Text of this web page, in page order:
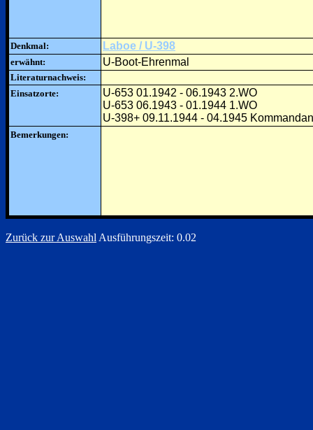
Denkmal: Laboe / U-398
erwähnt: U-Boot-Ehrenmal
Literaturnachweis:
Einsatzorte:
U-653 01.1942 - 06.1943 2.WO
U-653 06.1943 - 01.1944 1.WO
U-398+ 09.11.1944 - 04.1945
Bemerkungen:
Zurück zur Auswahl Ausführungszeit: 0.02